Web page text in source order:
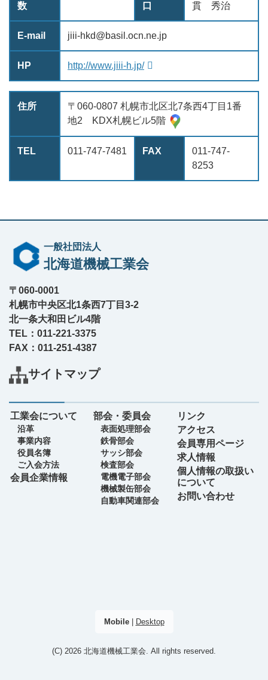
数
口
貫 秀治
E-mail jiii-hkd@basil.ocn.ne.jp
HP http://www.jiii-h.jp/
住所
〒060-0807 札幌市北区北7条西4丁目1番
地2 KDX札幌ビル5階
TEL 011-747-7481 FAX
011-747-
8253
一般社団法人
北海道機械工業会
〒060-0001
札幌市中央区北1条西7丁目3-2
北一条大和田ビル4階
TEL：011-221-3375
FAX：011-251-4387
サイトマップ
工業会について
沿革
事業内容
役員名簿
ご入会方法
会員企業情報
部会・委員会
表面処理部会
鉄骨部会
サッシ部会
検査部会
電機電子部会
機械製缶部会
自動車関連部会
リンク
アクセス
会員専用ページ
求人情報
個人情報の取扱い
について
お問い合わせ
Mobile| Desktop
(C) 2026 北海道機械工業会. All rights reserved.